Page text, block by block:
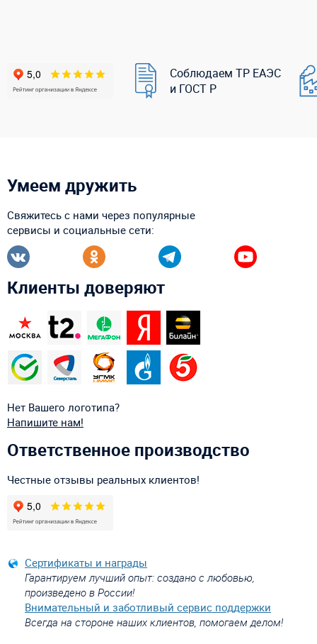
Соблюдаем ТР ЕАЭС
и ГОСТ Р
Умеем дружить
Свяжитесь с нами через популярные
сервисы и социальные сети:
Клиенты доверяют
Нет Вашего логотипа?
Напишите нам!
Ответственное производство
Честные отзывы реальных клиентов!
Сертификаты и награды
Гарантируем лучший опыт: создано с любовью,
произведено в России!
Внимательный и заботливый сервис поддержки
Всегда на стороне наших клиентов, помогаем делом!